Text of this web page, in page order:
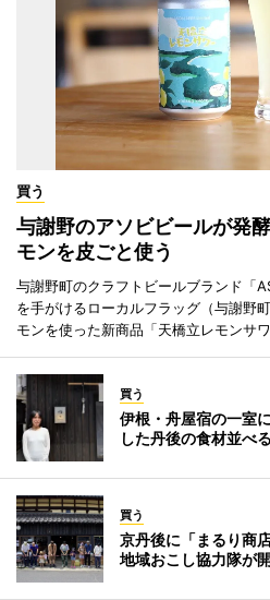
買う
与謝野のアソビビールが発
モンを皮ごと使う
与謝野町のクラフトビールブランド「
を手がけるローカルフラッグ（与謝野
モンを使った新商品「天橋立レモンサ
買う
伊根・舟屋宿の一室
した丹後の食材並べる
買う
京丹後に「まるり商
地域おこし協力隊が